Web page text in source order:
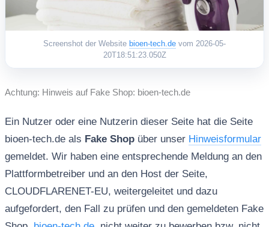
Screenshot der Website bioen-tech.de vom 2026-05-
20T18:51:23.050Z
Achtung: Hinweis auf Fake Shop: bioen-tech.de
Ein Nutzer oder eine Nutzerin dieser Seite hat die Seite
bioen-tech.de als Fake Shopüber unser Hinweisformular
gemeldet. Wir haben eine entsprechende Meldung an den
Plattformbetreiber und an den Host der Seite,
CLOUDFLARENET-EU, weitergeleitet und dazu
aufgefordert, den Fall zu prüfen und den gemeldeten Fake